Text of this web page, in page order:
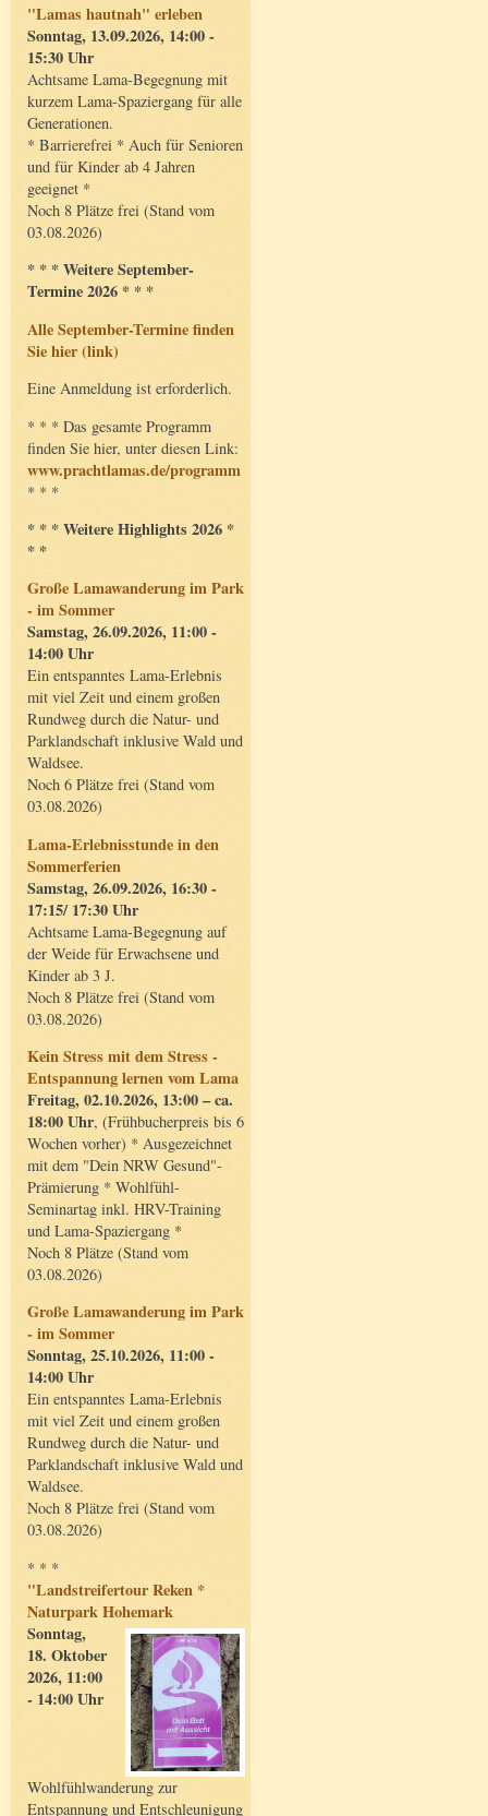
"Lamas hautnah" erleben
Sonntag, 13.09.2026, 14:00 -
15:30 Uhr
Achtsame Lama-Begegnung mit
kurzem Lama-Spaziergang für alle
Generationen.
* Barrierefrei * Auch für Senioren
und für Kinder ab 4 Jahren
geeignet *
Noch 8 Plätze frei (Stand vom
03.08.2026)
* * * Weitere September-
Termine 2026 * * *
Alle September-Termine finden
Sie hier (link)
Eine Anmeldung ist erforderlich.
* * * Das gesamte Programm
finden Sie hier, unter diesen Link:
www.prachtlamas.de/programm
* * *
* * * Weitere Highlights 2026 *
* *
Große Lamawanderung im Park
- im Sommer
Samstag, 26.09.2026, 11:00 -
14:00 Uhr
Ein entspanntes Lama-Erlebnis
mit viel Zeit und einem großen
Rundweg durch die Natur- und
Parklandschaft inklusive Wald und
Waldsee.
Noch 6 Plätze frei (Stand vom
03.08.2026)
Lama-Erlebnisstunde in den
Sommerferien
Samstag, 26.09.2026, 16:30 -
17:15/ 17:30 Uhr
Achtsame Lama-Begegnung auf
der Weide für Erwachsene und
Kinder ab 3 J.
Noch 8 Plätze frei (Stand vom
03.08.2026)
Kein Stress mit dem Stress -
Entspannung lernen vom Lama
Freitag, 02.10.2026, 13:00 – ca.
18:00 Uhr, (Frühbucherpreis bis 6
Wochen vorher) * Ausgezeichnet
mit dem "Dein NRW Gesund"-
Prämierung * Wohlfühl-
Seminartag inkl. HRV-Training
und Lama-Spaziergang *
Noch 8 Plätze (Stand vom
03.08.2026)
Große Lamawanderung im Park
- im Sommer
Sonntag, 25.10.2026, 11:00 -
14:00 Uhr
Ein entspanntes Lama-Erlebnis
mit viel Zeit und einem großen
Rundweg durch die Natur- und
Parklandschaft inklusive Wald und
Waldsee.
Noch 8 Plätze frei (Stand vom
03.08.2026)
* * *
"Landstreifertour Reken *
Naturpark Hohemark
Sonntag,
18. Oktober
2026, 11:00
- 14:00 Uhr
Wohlfühlwanderung zur
Entspannung und Entschleunigung